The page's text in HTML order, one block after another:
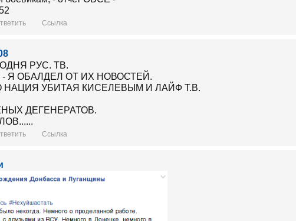
Ссылка
РУС. ТВ.
Я ОБАЛДЕЛ ОТ ИХ НОВОСТЕЙ.
УБИТАЯ КИСЕЛЕВЫМ И ЛАЙФ Т.В.
ДЕГЕНЕРАТОВ.
Ссылка